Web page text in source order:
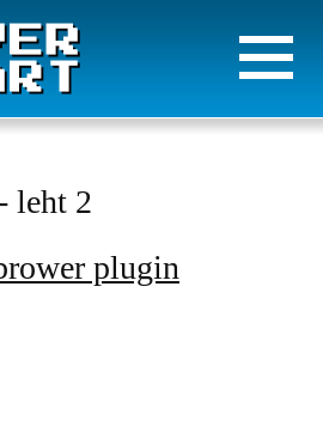
leht 2
plugin